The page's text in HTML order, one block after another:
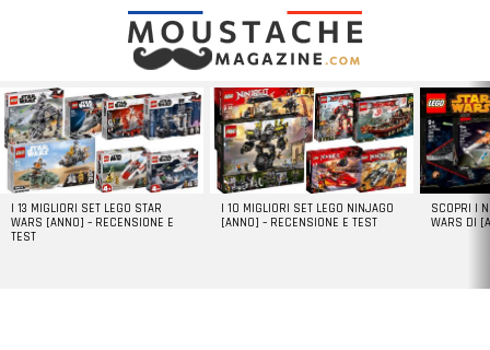
LATEST
STORIES
I 13 MIGLIORI SET LEGO STAR
WARS [ANNO] – RECENSIONE E
TEST
I 10 MIGLIORI SET LEGO NINJAGO
[ANNO] – RECENSIONE E TEST
SCOPRI I
WARS DI